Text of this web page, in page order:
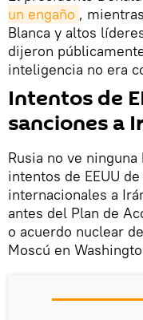
un engaño ,
Blanca y altos
dijeron
inteligencia no era
Intentos de
sanciones a
Rusia no ve
intentos de EEUU
internacionales a
antes del Plan de
o acuerdo nuclear
Moscú en